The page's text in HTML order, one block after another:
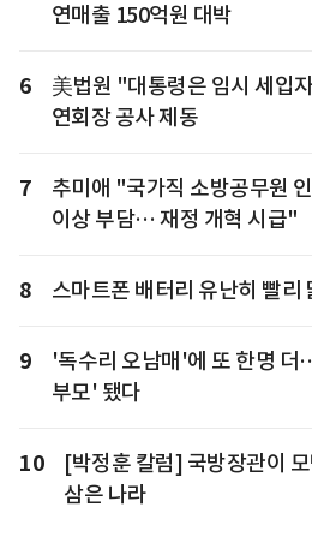
연매출 150억원 대박
6
美법원 "대통령은 임시 세입
연회장 공사 제동
7
추미애 "국가직 소방공무원
이상 부담… 재정 개혁 시급"
8 스마트폰 배터리 유난히 빨리
9
'독수리 오남매'에 또 한명 더
부모' 됐다
10
[박정훈 칼럼] 국방장관이
삼은 나라